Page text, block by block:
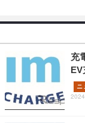
充
EV
ニ